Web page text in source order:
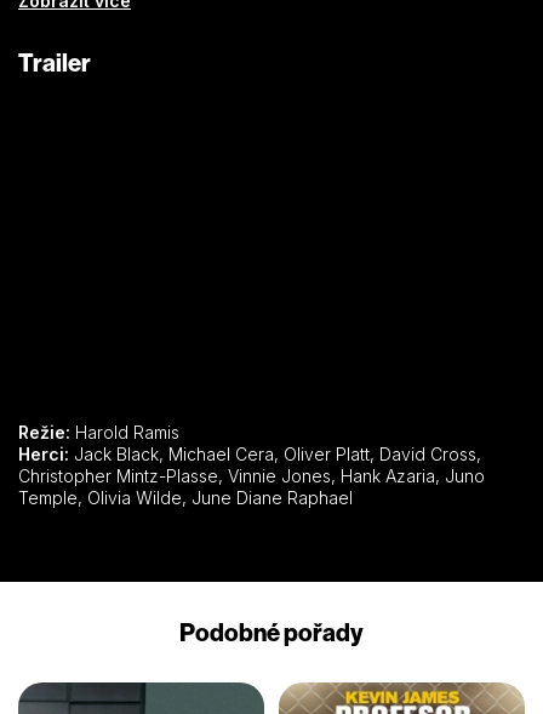
Abrahama od obětování syna Izáka, upadnou do otroctví,
Trailer
Režie: Harold Ramis
Herci:
Christopher Mintz-Plasse, Vinnie Jones, Hank Azaria, Juno
Temple, Olivia Wilde, June Diane Raphael
Podobné pořady